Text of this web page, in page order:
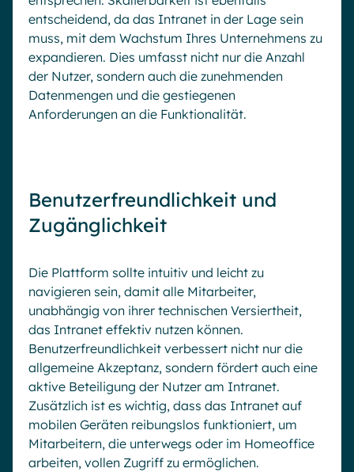
entscheidend, da das Intranet in der Lage sein
muss, mit dem Wachstum Ihres Unternehmens zu
expandieren. Dies umfasst nicht nur die Anzahl
der Nutzer, sondern auch die zunehmenden
Datenmengen und die gestiegenen
Anforderungen an die Funktionalität.
Benutzerfreundlichkeit und
Zugänglichkeit
Die Plattform sollte intuitiv und leicht zu
navigieren sein, damit alle Mitarbeiter,
unabhängig von ihrer technischen Versiertheit,
das Intranet effektiv nutzen können.
Benutzerfreundlichkeit verbessert nicht nur die
allgemeine Akzeptanz, sondern fördert auch eine
aktive Beteiligung der Nutzer am Intranet.
Zusätzlich ist es wichtig, dass das Intranet auf
mobilen Geräten reibungslos funktioniert, um
Mitarbeitern, die unterwegs oder im Homeoffice
arbeiten, vollen Zugriff zu ermöglichen.